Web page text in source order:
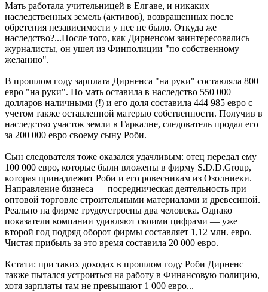
Мать работала учительницей в Елгаве, и никаких
наследственных земель (активов), возвращенных после
обретения независимости у нее не было. Откуда же
наследство?...После того, как Дирненсом заинтересовались
журналисты, он ушел из Финполиции "по собственному
желанию".
В прошлом году зарплата Дирненса "на руки" составляла 800
евро "на руки". Но мать оставила в наследство 550 000
долларов наличными (!) и его доля составила 444 985 евро с
учетом также оставленной матерью собственности. Получив в
наследство участок земли в Гаркалне, следователь продал его
за 200 000 евро своему сыну Роби.
Сын следователя тоже оказался удачливым: отец передал ему
100 000 евро, которые были вложены в фирму S.D.D.Group,
которая принадлежит Роби и его ровесникам из Озолниеки.
Направление бизнеса — посредническая деятельность при
оптовой торговле строительными материалами и древесиной.
Реально на фирме трудоустроены два человека. Однако
показатели компании удивляют своими цифрами — уже
второй год подряд оборот фирмы составляет 1,12 млн. евро.
Чистая прибыль за это время составила 20 000 евро.
Кстати: при таких доходах в прошлом году Роби Дирненс
также пытался устроиться на работу в Финансовую полицию,
хотя зарплаты там не превышают 1 000 евро...